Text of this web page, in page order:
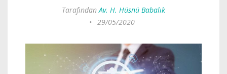
TarafındanAv. H. Hüsnü Babalık
• 29/05/2020